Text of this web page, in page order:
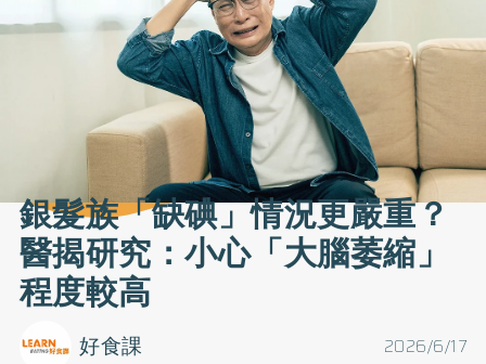
銀髮族「缺碘」情況更嚴重？
醫揭研究：小心「大腦萎縮」
程度較高
2026/6/17
好食課